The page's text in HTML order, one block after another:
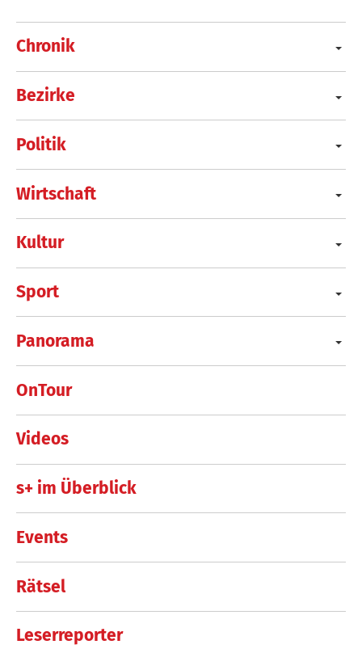
Chronik
Bezirke
Politik
Wirtschaft
Kultur
Sport
Panorama
OnTour
Videos
s+ im Überblick
Events
Rätsel
Leserreporter